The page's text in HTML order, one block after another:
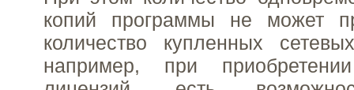
копий программы не может
количество купленных
например, при